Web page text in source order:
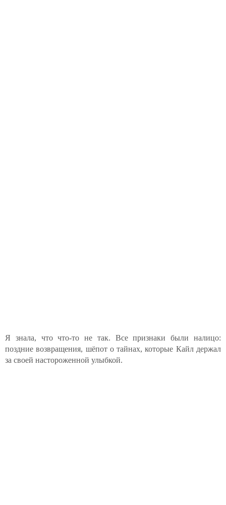
Я знала, что что-то не так. Все признаки были налицо:
поздние возвращения, шёпот о тайнах, которые Кайл держал
за своей настороженной улыбкой.